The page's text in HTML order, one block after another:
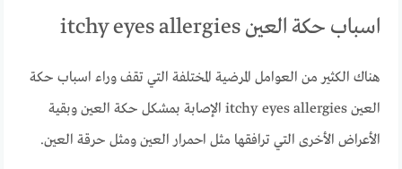
اسباب حكة العين itchy eyes allergies
هناك الكثير من العوامل المرضية المختلفة التي تقف وراء اسباب حكة
العين itchy eyes allergies الإصابة بمشكل حكة العين وبقية
الأعراض الأخرى التي ترافقها مثل احمرار العين ومثل حرقة العين.